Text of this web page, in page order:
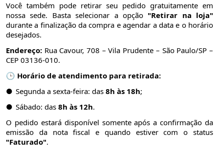
Você também pode retirar seu pedido gratuitamente em
nossa sede. Basta selecionar a opção "Retirar na loja"
durante a finalização da compra e agendar a data e o horário
desejados.
Endereço: Rua Cavour, 708 – Vila Prudente – São Paulo/SP –
CEP 03136-010.
🕒 Horário de atendimento para retirada:
● Segunda a sexta-feira: das 8h às 18h;
● Sábado: das 8h às 12h.
O pedido estará disponível somente após a confirmação da
emissão da nota fiscal e quando estiver com o status
"Faturado".